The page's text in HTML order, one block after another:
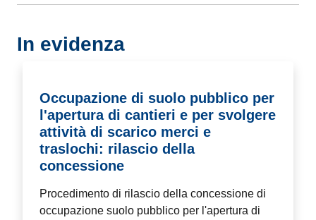
In evidenza
Occupazione di suolo pubblico per
l'apertura di cantieri e per svolgere
attività di scarico merci e
traslochi: rilascio della
concessione
Procedimento di rilascio della concessione di
occupazione suolo pubblico per l'apertura di